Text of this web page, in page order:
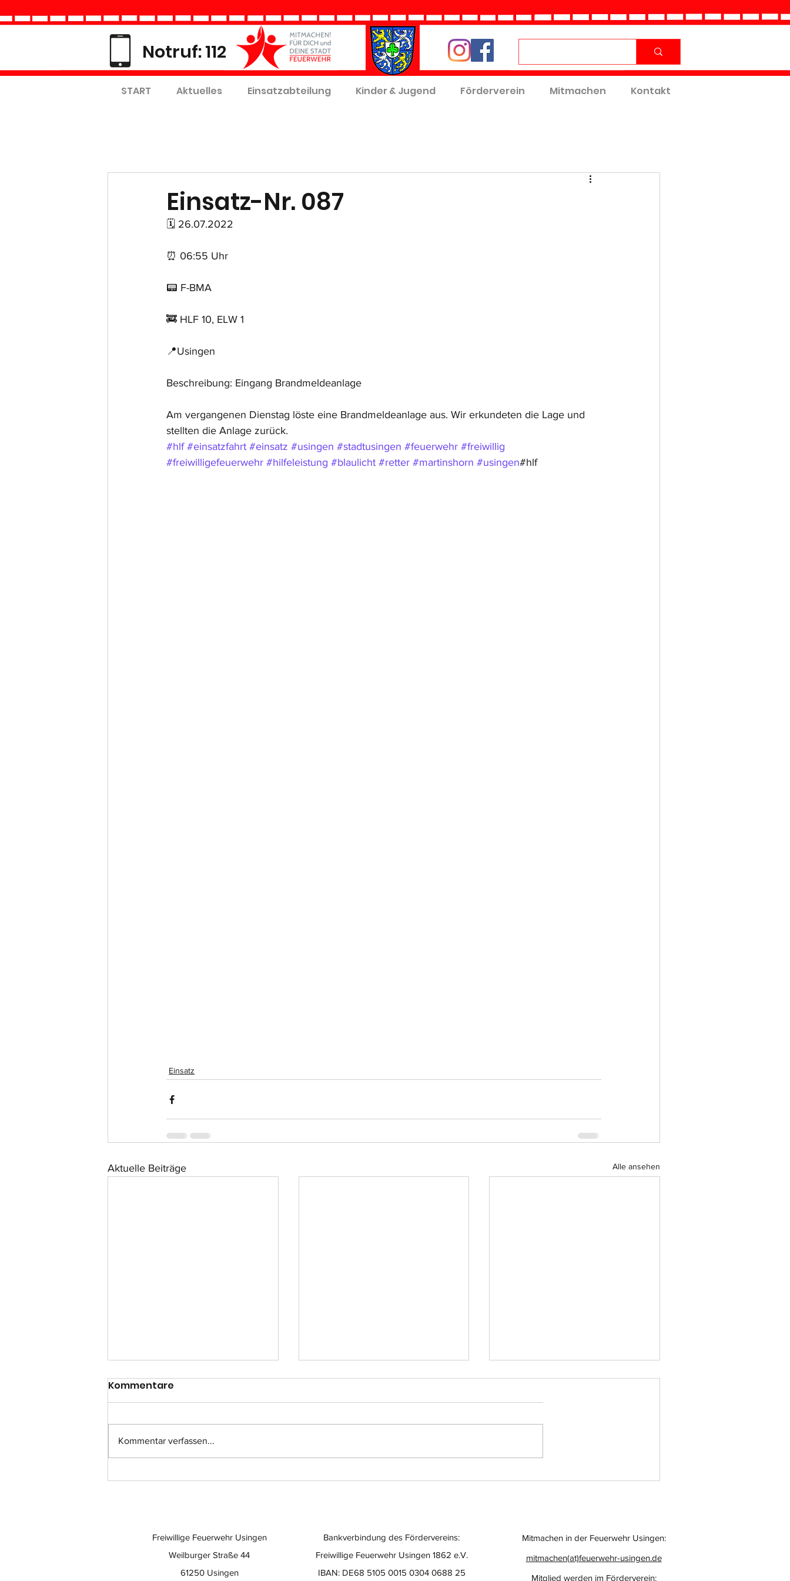
Notruf: 112
START Aktuelles Einsatzabteilung Kinder & Jugend Förderverein Mitmachen Kontakt
Einsatz-Nr. 087
🗓 26.07.2022
⏰ 06:55 Uhr
📟 F-BMA
🚒 HLF 10, ELW 1
📍Usingen
Beschreibung: Eingang Brandmeldeanlage
Am vergangenen Dienstag löste eine Brandmeldeanlage aus. Wir erkundeten die Lage und
stellten die Anlage zurück.
#hlf #einsatzfahrt #einsatz #usingen #stadtusingen #feuerwehr #freiwillig
#freiwilligefeuerwehr #hilfeleistung #blaulicht #retter #martinshorn #usingen#hlf
Einsatz
Aktuelle Beiträge Alle ansehen
Einsatz-Nr.: 057
Kommentare
Kommentar verfassen...
Bankverbindung des Fördervereins:
Freiwillige Feuerwehr Usingen 1862 e.V.
IBAN: DE68 5105 0015 0304 0688 25
Freiwillige Feuerwehr Usingen
Weilburger Straße 44
61250 Usingen
Mitmachen in der Feuerwehr Usingen:
mitmachen(at)feuerwehr-usingen.de
Mitglied werden im Förderverein: